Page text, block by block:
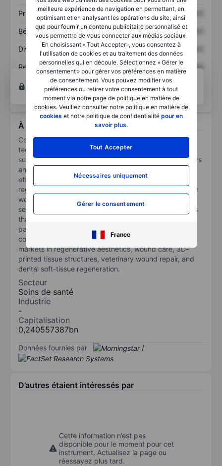
meilleure expérience de navigation en permettant, en
optimisant et en analysant les opérations du site, ainsi
que pour fournir un contenu publicitaire personnalisé et
vous permettre de vous connecter aux médias sociaux.
En choisissant « Tout Accepter», vous consentez à
l'utilisation de cookies et au traitement des données
personnelles qui en découle. Sélectionnez « Gérer le
consentement » pour gérer vos préférences en matière
de consentement. Vous pouvez modifier vos
préférences ou retirer votre consentement à tout
moment via notre page de politique en matière de
cookies. Veuillez consulter notre politique en matière de
cookies et notre politique de confidentialité pour en
savoir plus.
Tout Accepter
Nécessaires uniquement
Gérer le consentement
France
Prix / ventes XXXXXXX XXXXXXX
Bénéfice par action XXXXXXX XXXXXXX
Dividende par action XXXXXXX XXXXXXX
Rendement des
capitaux propres
XXXXXXX
XXXXXXX
Ouvrir un comptepour accéder à d’autres outils
techniques et d’analyses.
À propos Conexeu Sciences Inc
Conexeu Sciences Inc is an early-stage medical
technology company. The company develops and
supplies collagen-based technologies that helps doctors
and patients regenerate tissue naturally, safely, and
effectively. The company is focused on developing
regenerative biomaterials that address relative needs in
wound care, dentistry, and aesthetics. The company
seek to provide physicians with device-based solutions
that improve healing, restore soft tissue, and enhance
patient outcomes across multiple clinical settings. The
company focuses durable, and growing addressable
markets in regenerative aesthetics, wound care, 3D-
printed tissue structures, veterinary wound repair, and
dental soft-tissue regeneration.
Secteur
Soins de santé
Industrie
-
Capitalisation
0,240557387bn
Données fournies par /
D’autres étaient intéressés par
Cette information n’est pas
disponible pour le moment pour cet
instrument. Actualisez la page ou
réessayez plus tard.